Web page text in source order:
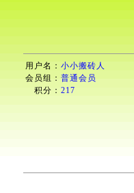
用户名： 小小搬砖人
会员组： 普通会员
积分： 217